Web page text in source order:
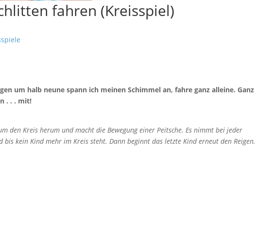
fahren (Kreisspiel)
um halb neune spann ich meinen Schimmel an, fahre ganz alleine. Ganz
. . . mit!
den Kreis herum und macht die Bewegung einer Peitsche. Es nimmt bei jeder
kein Kind mehr im Kreis steht. Dann beginnt das letzte Kind erneut den Reigen.